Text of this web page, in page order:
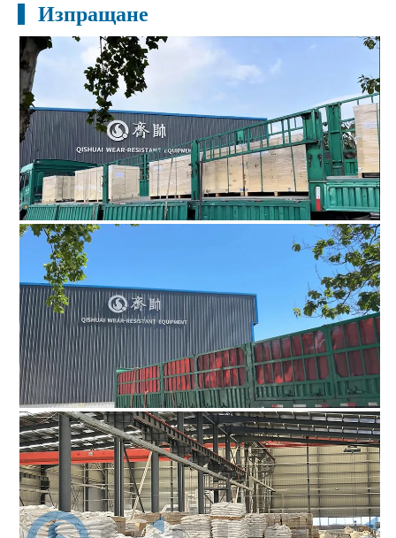
Изпращане